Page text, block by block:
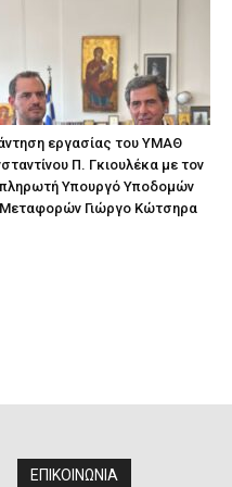
εργασίας του ΥΜΑΘ
Π. Γκιουλέκα με τον
Υπουργό Υποδομών
Μεταφορών Γιώργο Κώτσηρα
ΕΠΙΚΟΙΝΩΝΙΑ